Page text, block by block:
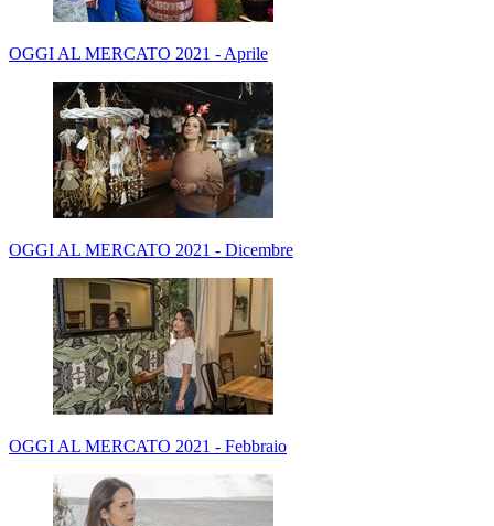
OGGI AL MERCATO 2021 - Aprile
OGGI AL MERCATO 2021 - Dicembre
OGGI AL MERCATO 2021 - Febbraio